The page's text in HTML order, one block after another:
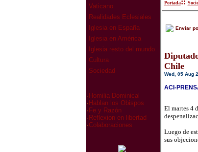
Vaticano
Realidades Eclesiales
Iglesia en España
Iglesia en América
Iglesia resto del mundo
Cultura
Sociedad
· Homilia Dominical
· Hablan los Obispos
· Fe y Razón
· Reflexion en libertad
·Colaboraciones
Portada::
Enviar
Chile
Wed, 05 Aug
ACI-
El martes 4
Luego de
sus